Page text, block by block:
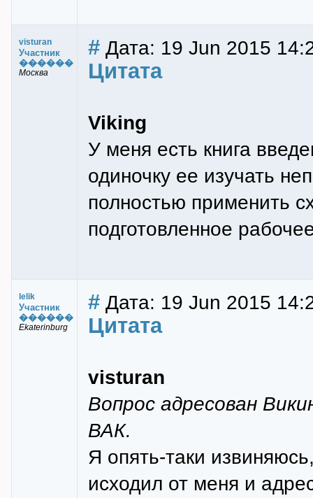
visturan
Участник
������
Москва
# Дата: 19 Jun 2015
Цитата
Viking
У меня есть книга
одиночку ее изучать
полностью применить
подготовленное
lelik
Участник
������
Ekaterinburg
# Дата: 19 Jun 2015
Цитата
visturan
Вопрос адресован
ВАК.
Я опять-таки
исходил от меня и